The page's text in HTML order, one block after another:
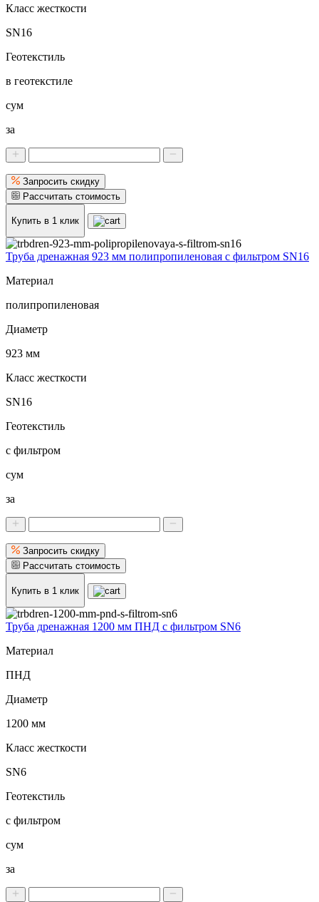
Класс жесткости
SN16
Геотекстиль
в геотекстиле
сум
за
Запросить скидку
Рассчитать стоимость
Купить в 1 клик
Труба дренажная 923 мм полипропиленовая с фильтром SN16
Материал
полипропиленовая
Диаметр
923 мм
Класс жесткости
SN16
Геотекстиль
с фильтром
сум
за
Запросить скидку
Рассчитать стоимость
Купить в 1 клик
Труба дренажная 1200 мм ПНД с фильтром SN6
Материал
ПНД
Диаметр
1200 мм
Класс жесткости
SN6
Геотекстиль
с фильтром
сум
за